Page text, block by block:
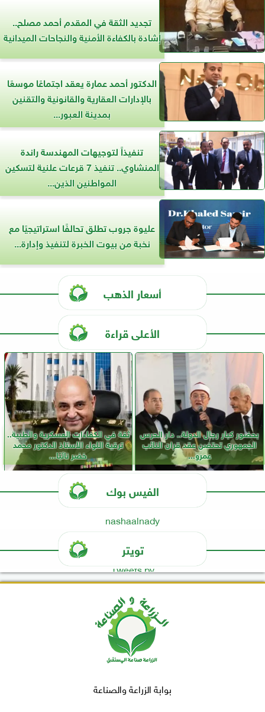
تجديد الثقة في المقدم أحمد مصلح..
إشادة بالكفاءة الأمنية والنجاحات الميدانية
الدكتور أحمد عمارة يعقد اجتماعًا موسعًا
بالإدارات العقارية والقانونية والتقنين
بمدينة العبور...
تنفيذاً لتوجيهات المهندسة راندة
المنشاوي.. تنفيذ 7 قرعات علنية لتسكين
المواطنين الذين...
عليوة جروب تطلق تحالفًا استراتيجيًا مع
نخبة من بيوت الخبرة لتنفيذ وإدارة...
أسعار الذهب
الأعلى قراءة
بحضور كبار رجال الدولة.. دار الحرس
الجمهوري تحتضن عقد قران النائب
عمرو...
ثقة في الكفاءات العسكرية والطبية..
ترقية اللواء الأستاذ الدكتور محمد
خضر نائبًا...
الفيس بوك
nashaalnady
تويتر
Tweets by
بوابة الزراعة والصناعة